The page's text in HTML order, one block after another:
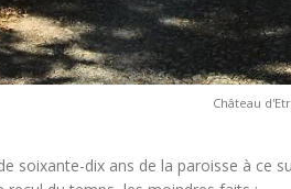
Château
soixante-dix ans de la paroisse à